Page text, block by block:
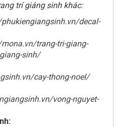
trí giáng sinh khác:
decal-
trang-tri-giang-
sinh/
cay-thong-noel/
vong-nguyet-